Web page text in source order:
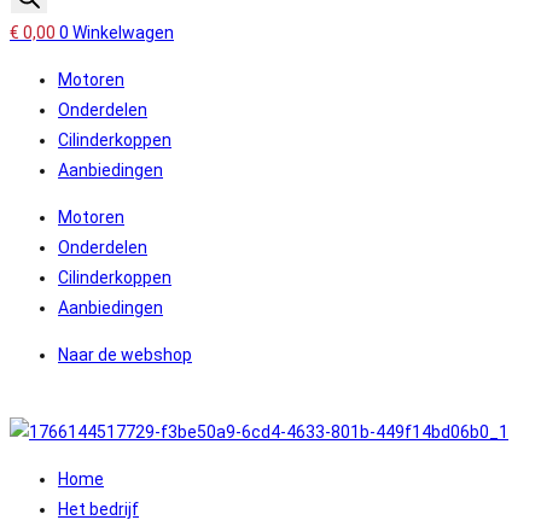
€ 0,00 0 Winkelwagen
Motoren
Onderdelen
Cilinderkoppen
Aanbiedingen
Motoren
Onderdelen
Cilinderkoppen
Aanbiedingen
Naar de webshop
Home
Het bedrijf